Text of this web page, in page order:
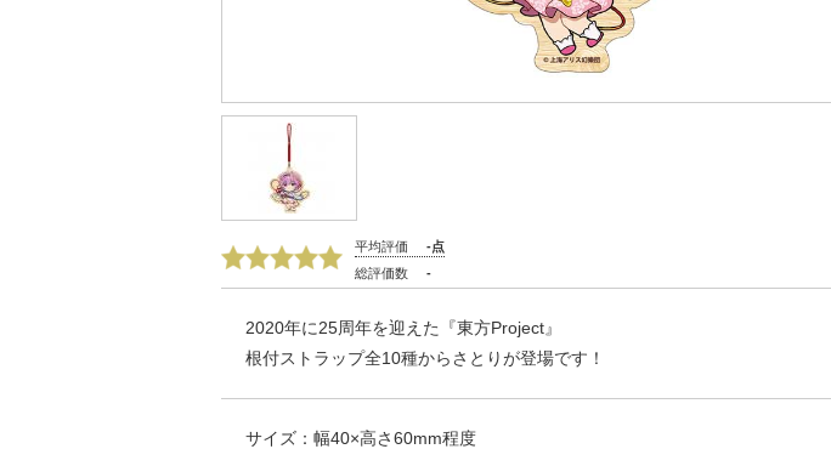
平均評価
-点
総評価数
-
2020年に25周年を迎えた『東方Project』
根付ストラップ全10種からさとりが登場です！
サイズ：幅40×高さ60mm程度